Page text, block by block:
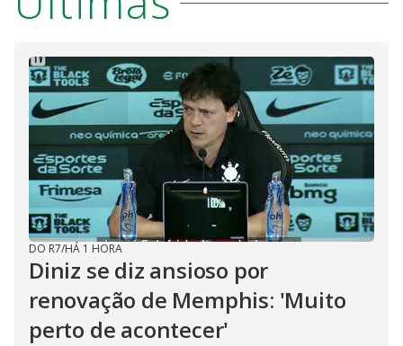
DO R7/HÁ 1 HORA
Diniz se diz ansioso por
renovação de Memphis: 'Muito
perto de acontecer'